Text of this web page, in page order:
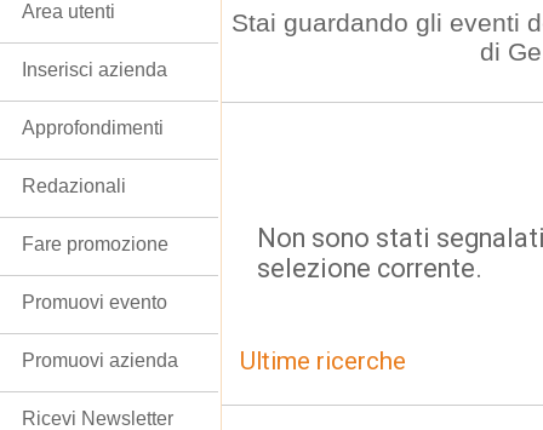
Stai guardando gli eventi
di
Non sono stati
selezione corrente.
Ultime ricerche
Area utenti
Inserisci azienda
Approfondimenti
Redazionali
Fare promozione
Promuovi evento
Promuovi azienda
Ricevi Newsletter